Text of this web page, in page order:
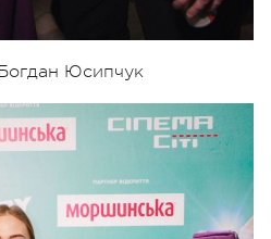
Богдан Юсипчук